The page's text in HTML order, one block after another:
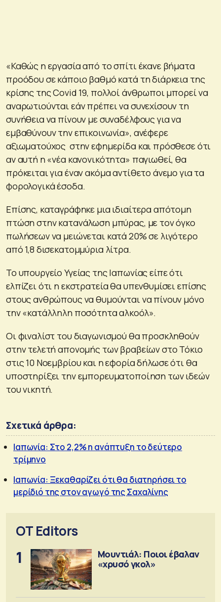
«Καθώς η εργασία από το σπίτι έκανε βήματα
προόδου σε κάποιο βαθμό κατά τη διάρκεια της
κρίσης της Covid 19, πολλοί άνθρωποι μπορεί να
αναρωτιούνται εάν πρέπει να συνεχίσουν τη
συνήθεια να πίνουν με συναδέλφους για να
εμβαθύνουν την επικοινωνία», ανέφερε
αξιωματούχος στην εφημερίδα και πρόσθεσε ότι
αν αυτή η «νέα κανονικότητα» παγιωθεί, θα
πρόκειται για έναν ακόμα αντίθετο άνεμο για τα
φορολογικά έσοδα.
Επίσης, καταγράφηκε μια ιδιαίτερα απότομη
πτώση στην κατανάλωση μπύρας, με τον όγκο
πωλήσεων να μειώνεται κατά 20% σε λιγότερο
από 1,8 δισεκατομμύρια λίτρα.
Το υπουργείο Υγείας της Ιαπωνίας είπε ότι
ελπίζει ότι η εκστρατεία θα υπενθυμίσει επίσης
στους ανθρώπους να θυμούνται να πίνουν μόνο
την «κατάλληλη ποσότητα αλκοόλ».
Οι φιναλίστ του διαγωνισμού θα προσκληθούν
στην τελετή απονομής των βραβείων στο Τόκιο
στις 10 Νοεμβρίου και η εφορία δήλωσε ότι θα
υποστηρίξει την εμπορευματοποίηση των ιδεών
του νικητή.
Σχετικά άρθρα:
Ιαπωνία: Στο 2,2% η ανάπτυξη το δεύτερο
τρίμηνο
Ιαπωνία: Ξεκαθαρίζει ότι θα διατηρήσει το
μερίδιό της στον αγωγό της Σαχαλίνης
OT Editors
1
Μουντιάλ: Ποιοι έβαλαν
«χρυσό γκολ»